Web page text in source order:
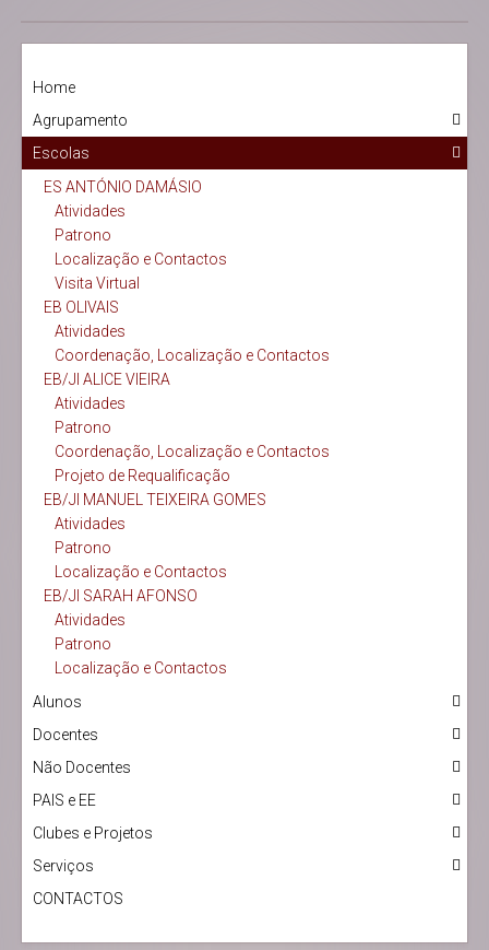
Home
Agrupamento
Escolas
ES ANTÓNIO DAMÁSIO
Atividades
Patrono
Localização e Contactos
Visita Virtual
EB OLIVAIS
Atividades
Coordenação, Localização e Contactos
EB/JI ALICE VIEIRA
Atividades
Patrono
Coordenação, Localização e Contactos
Projeto de Requalificação
EB/JI MANUEL TEIXEIRA GOMES
Atividades
Patrono
Localização e Contactos
EB/JI SARAH AFONSO
Atividades
Patrono
Localização e Contactos
Alunos
Docentes
Não Docentes
PAIS e EE
Clubes e Projetos
Serviços
CONTACTOS